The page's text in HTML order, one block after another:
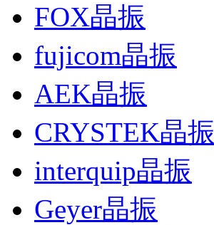
FOX晶振
fujicom晶振
AEK晶振
CRYSTEK晶振
interquip晶振
Geyer晶振